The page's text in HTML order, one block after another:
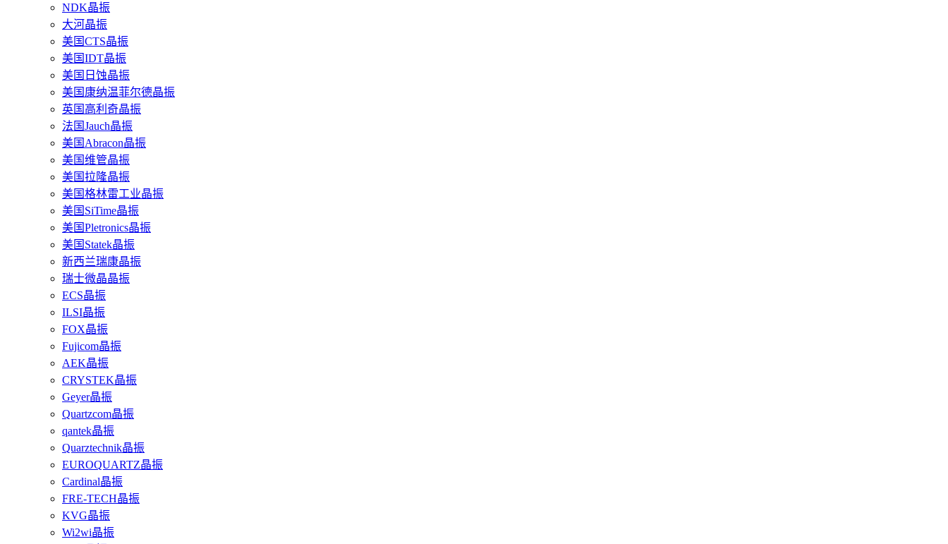
NDK晶振
大河晶振
美国CTS晶振
美国IDT晶振
美国日蚀晶振
美国康纳温菲尔德晶振
英国高利奇晶振
法国Jauch晶振
美国Abracon晶振
美国维管晶振
美国拉隆晶振
美国格林雷工业晶振
美国SiTime晶振
美国Pletronics晶振
美国Statek晶振
新西兰瑞康晶振
瑞士微晶晶振
ECS晶振
ILSI晶振
FOX晶振
Fujicom晶振
AEK晶振
CRYSTEK晶振
Geyer晶振
Quartzcom晶振
qantek晶振
Quarztechnik晶振
EUROQUARTZ晶振
Cardinal晶振
FRE-TECH晶振
KVG晶振
Wi2wi晶振